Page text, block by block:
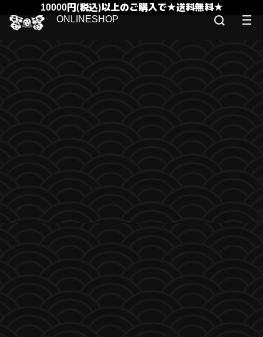
10000円(税込)以上のご購入で★送料無料★
ONLINESHOP